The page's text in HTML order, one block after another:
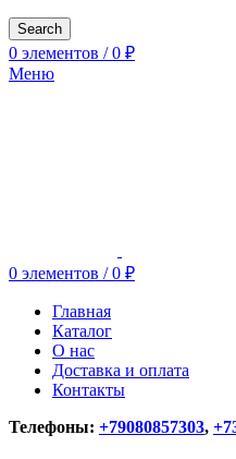
Search
0 элементов / 0 ₽
Меню
0 элементов / 0 ₽
Главная
Каталог
О нас
Доставка и оплата
Контакты
Телефоны: +79080857303,